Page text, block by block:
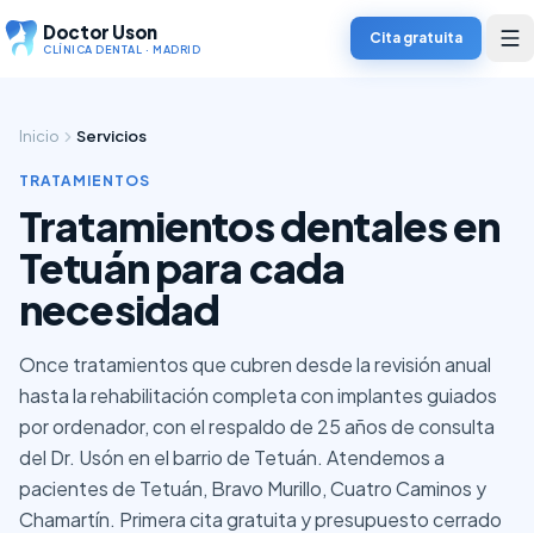
Doctor Uson
CLÍNICA DENTAL · MADRID
Cita gratuita
Inicio Servicios
TRATAMIENTOS
Tratamientos dentales en
Tetuán para cada
necesidad
Once tratamientos que cubren desde la revisión anual
hasta la rehabilitación completa con implantes guiados
por ordenador, con el respaldo de 25 años de consulta
del Dr. Usón en el barrio de Tetuán. Atendemos a
pacientes de Tetuán, Bravo Murillo, Cuatro Caminos y
Chamartín. Primera cita gratuita y presupuesto cerrado